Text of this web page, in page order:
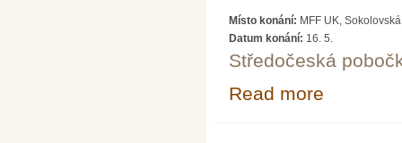
Místo konání: MFF UK,
Datum konání: 16. 5.
Středočeská
Read more